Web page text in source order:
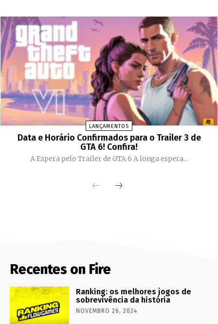
LANÇAMENTOS
Data e Horário Confirmados para o Trailer 3 de
GTA 6! Confira!
A Espera pelo Trailer de GTA 6 A longa espera...
Recentes on Fire
Ranking: os melhores jogos de
sobrevivência da história
NOVEMBRO 26, 2024